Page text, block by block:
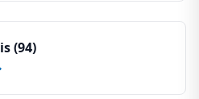
(94)